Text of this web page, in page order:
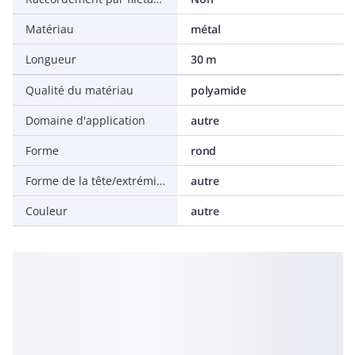
Matériau
métal
Longueur
30 m
Qualité du matériau
polyamide
Domaine d'application
autre
Forme
rond
Forme de la tête/extrémité
autre
Couleur
autre